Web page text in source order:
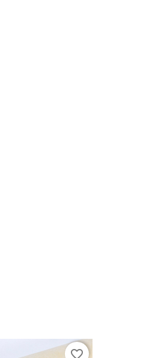
favorite_border